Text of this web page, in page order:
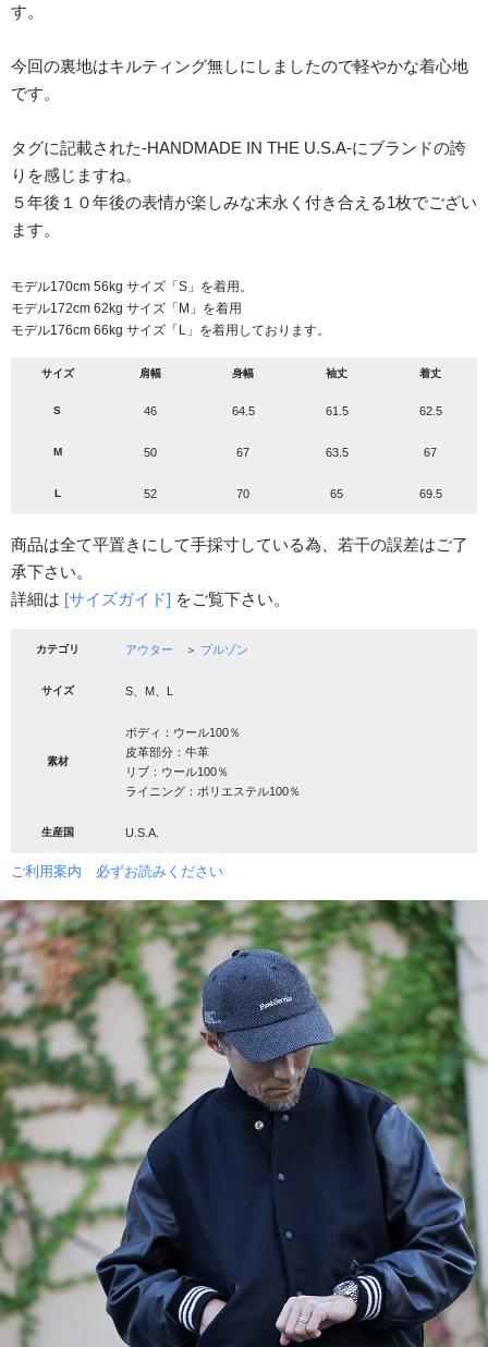
す。
今回の裏地はキルティング無しにしましたので軽やかな着心地
です。
タグに記載された-HANDMADE IN THE U.S.A-にブランドの誇
りを感じますね。
５年後１０年後の表情が楽しみな末永く付き合える1枚でござい
ます。
モデル170cm 56kg サイズ「S」を着用。
モデル172cm 62kg サイズ「M」を着用
モデル176cm 66kg サイズ「L」を着用しております。
サイズ 肩幅 身幅 袖丈 着丈
S 46 64.5 61.5 62.5
M 50 67 63.5 67
L 52 70 65 69.5
商品は全て平置きにして手採寸している為、若干の誤差はご了
承下さい。
詳細は [サイズガイド] をご覧下さい。
カテゴリ アウター ＞ ブルゾン
サイズ S、M、L
素材
ボディ：ウール100％
皮革部分：牛革
リブ：ウール100％
ライニング：ポリエステル100％
生産国 U.S.A.
ご利用案内 必ずお読みください